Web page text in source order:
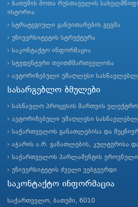
ბათუმის შოთა რუსთაველის
ისტორია
სტრატეგიული განვითარების გეგმა
უნივერსიტეტის სტრუქტურა
საკონტაქტო ინფორმაცია
სტუდენტური თვითმმართველობა
ავტორიზებული უმაღლესი
სასარგებლო ბმულები
სასწავლო პროცესის მართვის
ავტორიზებული უმაღლესი
საქართველოს განათლებისა და
აჭარის ა.რ. განათლების, კულტურისა
საქართველოს პარლამენტის
უნივერსიტეტის ძველი ვებგვერდი
საკონტაქტო ინფორმაცია
საქართველო, ბათუმი, 6010